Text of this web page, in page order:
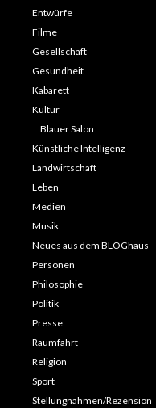
Entwürfe
Filme
Gesellschaft
Gesundheit
Kabarett
Kultur
Blauer Salon
Künstliche Intelligenz
Landwirtschaft
Leben
Medien
Musik
Neues aus dem BLOGhaus
Personen
Philosophie
Politik
Presse
Raumfahrt
Religion
Sport
Stellungnahmen/Rezension